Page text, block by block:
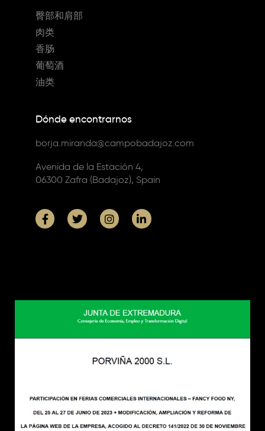
臀部和肩部
肉类
香肠
葡萄酒
油类
Dónde encontrarnos
borja.miranda@campobadajoz.com
Avenida de la Estación 4,
06300 Zafra (Badajoz), Spain